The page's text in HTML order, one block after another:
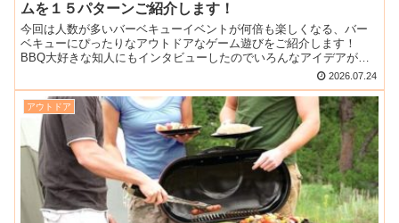
ムを１５パターンご紹介します！
今回は人数が多いバーベキューイベントが何倍も楽しくなる、バー
ベキューにぴったりなアウトドアなゲーム遊びをご紹介します！
BBQ大好きな知人にもインタビューしたのでいろんなアイデアが集
まりましたよ。 きっとあなたのBBQにもドンピシャなゲーム...2026.07.24
アウトドア